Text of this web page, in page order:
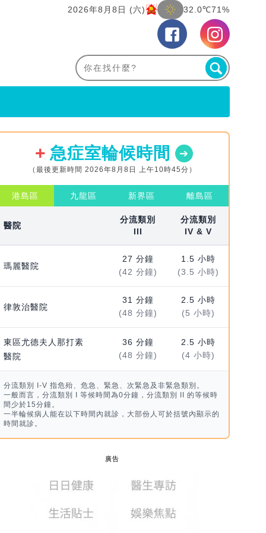
2026年8月8日 (六) 32.0℃71%
急症室輪候時間
（最後更新時間 2026年8月8日 上午10時45分）
港島區 九龍區 新界區 離島區
醫院
分流類別
III
分流類別
IV & V
瑪麗醫院
27 分鐘
(42 分鐘)
1.5 小時
(3.5 小時)
律敦治醫院
31 分鐘
(48 分鐘)
2.5 小時
(5 小時)
東區尤德夫人那打素
醫院
36 分鐘
(48 分鐘)
2.5 小時
(4 小時)
分流類別 I-V 指危殆、危急、緊急、次緊急及非緊急類別。
一般而言，分流類別 I 等候時間為0分鐘，分流類別 II 的等候時
間少於15分鐘。
一半輪候病人能在以下時間內就診，大部份人可於括號內顯示的
時間就診。
廣告